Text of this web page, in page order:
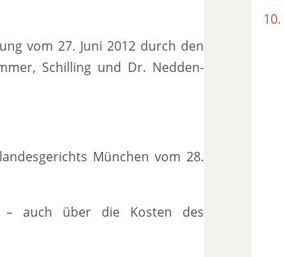
vom 27. Juni 2012 durch den
Schilling und Dr. Nedden-
München vom 28.
– auch über die Kosten des